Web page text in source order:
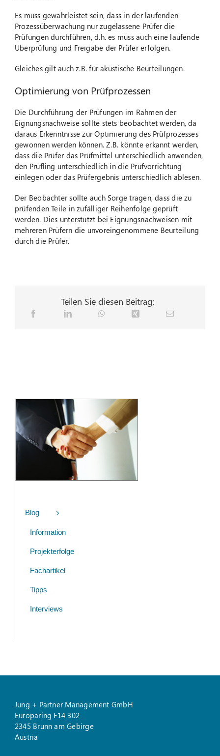
Es muss gewährleistet sein, dass in der laufenden
Prozessüberwachung nur zugelassene Prüfer die
Prüfungen durchführen, d.h. es muss auch eine laufende
Überprüfung und Freigabe der Prüfer erfolgen.
Gleiches gilt auch z.B. für akustische Beurteilungen.
Optimierung von Prüfprozessen
Die Durchführung der Prüfungen im Rahmen der
Eignungsnachweise sollte stets beobachtet werden, da
daraus Erkenntnisse zur Optimierung des Prüfprozesses
gewonnen werden können. Z.B. könnte erkannt werden,
dass die Prüfer das Prüfmittel unterschiedlich anwenden,
den Prüfling unterschiedlich in die Prüfvorrichtung
einlegen oder das Prüfergebnis unterschiedlich ablesen.
Der Beobachter sollte auch Sorge tragen, dass die zu
prüfenden Teile in zufälliger Reihenfolge geprüft
werden. Dies unterstützt bei Eignungsnachweisen mit
mehreren Prüfern die unvoreingenommene Beurteilung
durch die Prüfer.
Teilen Sie diesen Beitrag:
Blog
Information
Projekterfolge
Fachartikel
Tipps
Interviews
Jung + Partner Management GmbH
Europaring F14 302
2345 Brunn am Gebirge
Austria